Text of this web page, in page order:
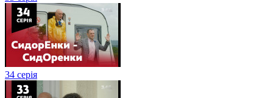
34 серія